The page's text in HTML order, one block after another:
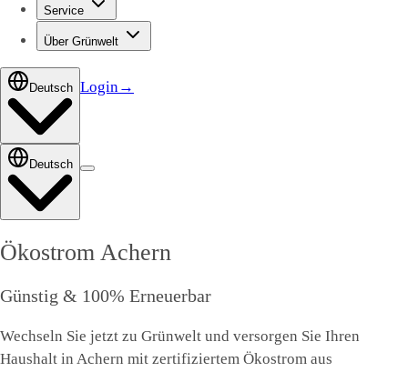
Service
Über Grünwelt
Deutsch Login→
Deutsch
Ökostrom Achern
Günstig & 100% Erneuerbar
Wechseln Sie jetzt zu Grünwelt und versorgen Sie Ihren
Haushalt in Achern mit zertifiziertem Ökostrom aus